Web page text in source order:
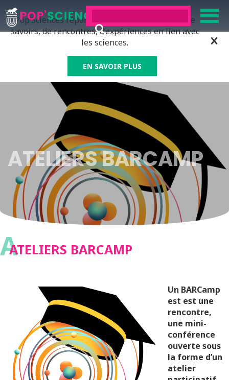
Pop’Sciences répond à tous ceux qui ont soif de
savoirs, de rencontres, d’expériences en lien avec
les sciences.
EN SAVOIR PLUS
ATELIERS BARCAMP
AATELIERS BARCAMP
Un BARCamp
est est une
rencontre,
une mini-
conférence
ouverte sous
la forme d’un
atelier